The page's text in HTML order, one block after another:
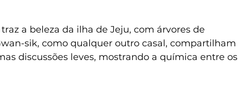
a beleza da ilha de Jeju, com árvores de
sik, como qualquer outro casal, compartilham
discussões leves, mostrando a química entre os